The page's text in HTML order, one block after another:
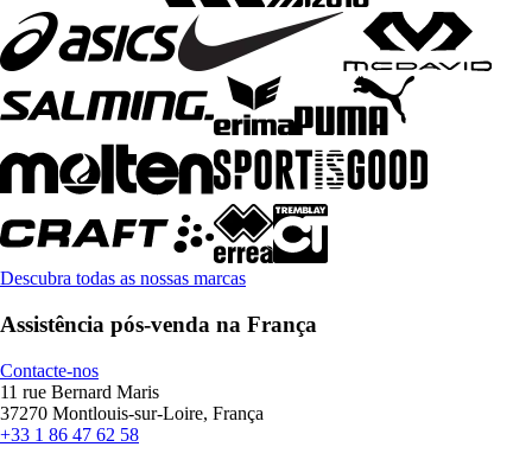
Descubra todas as nossas marcas
Assistência pós-venda na França
Contacte-nos
11 rue Bernard Maris
37270 Montlouis-sur-Loire, França
+33 1 86 47 62 58